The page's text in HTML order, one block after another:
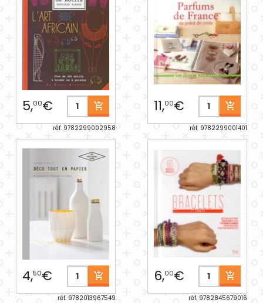
5,00€
réf. 9782299002958
11,00€
réf. 9782299001401
4,50€
réf. 9782013967549
6,00€
réf. 9782845679016